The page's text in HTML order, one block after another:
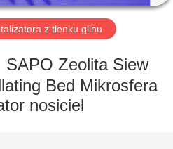
z tlenku glinu
Zeolita Siew
Bed Mikrosfera
nosiciel